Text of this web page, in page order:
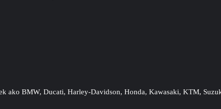
BMW, Ducati, Harley-Davidson, Honda, Kawasaki, KTM,